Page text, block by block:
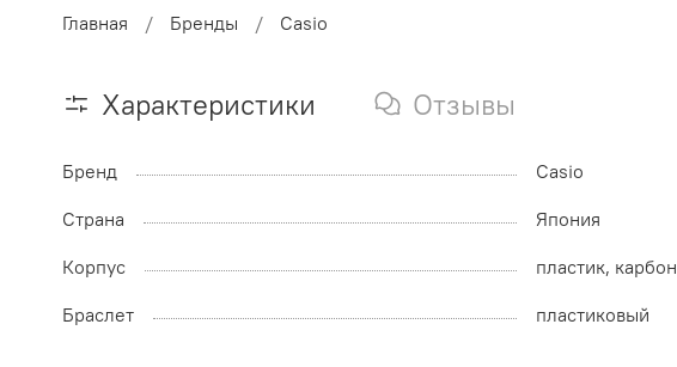
Главная Бренды Casio
Характеристики Отзывы
Бренд Casio
Страна
Япония
Корпус
пластик, карбон
Браслет
пластиковый